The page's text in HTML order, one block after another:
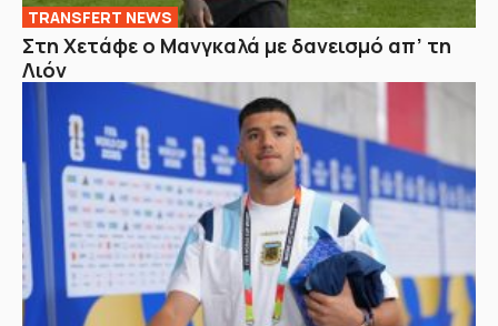
TRANSFERT NEWS
Στη Χετάφε ο Μανγκαλά με δανεισμό απ’ τη
Λιόν